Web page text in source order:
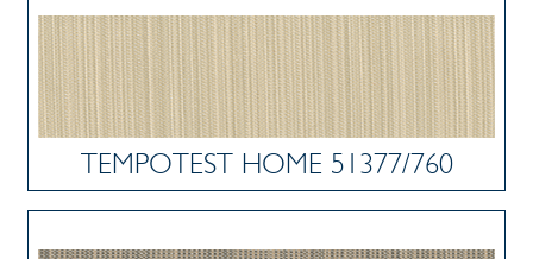
TEMPOTEST HOME 51377/760